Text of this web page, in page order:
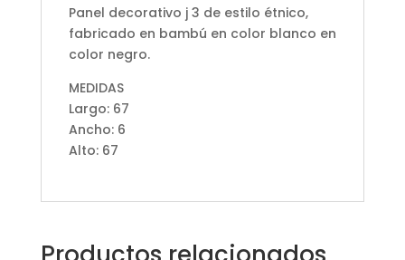
Panel decorativo j 3 de estilo étnico,
fabricado en bambú en color blanco en
color negro.
MEDIDAS
Largo: 67
Ancho: 6
Alto: 67